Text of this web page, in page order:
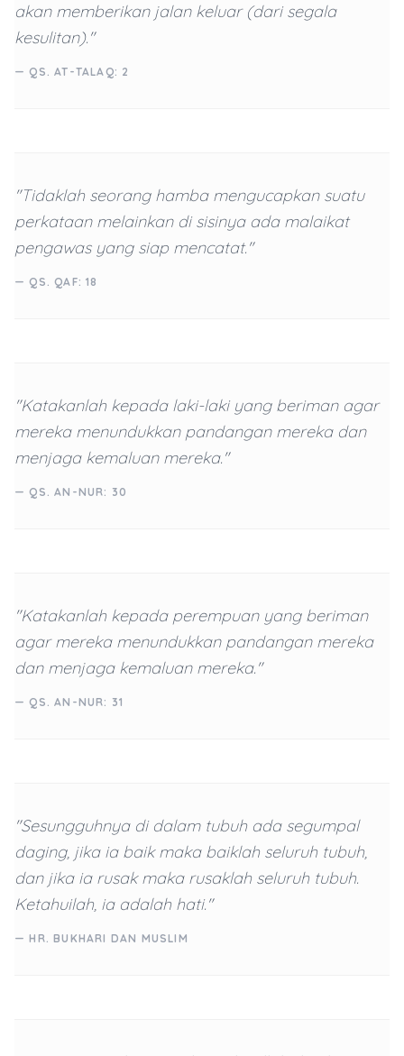
akan memberikan jalan keluar (dari segala
kesulitan)."
— QS. AT-TALAQ: 2
"Tidaklah seorang hamba mengucapkan suatu
perkataan melainkan di sisinya ada malaikat
pengawas yang siap mencatat."
— QS. QAF: 18
"Katakanlah kepada laki-laki yang beriman agar
mereka menundukkan pandangan mereka dan
menjaga kemaluan mereka."
— QS. AN-NUR: 30
"Katakanlah kepada perempuan yang beriman
agar mereka menundukkan pandangan mereka
dan menjaga kemaluan mereka."
— QS. AN-NUR: 31
"Sesungguhnya di dalam tubuh ada segumpal
daging, jika ia baik maka baiklah seluruh tubuh,
dan jika ia rusak maka rusaklah seluruh tubuh.
Ketahuilah, ia adalah hati."
— HR. BUKHARI DAN MUSLIM